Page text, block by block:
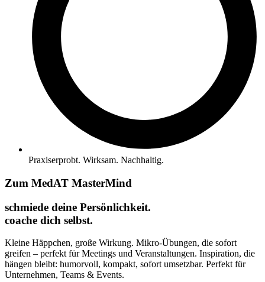
Praxiserprobt. Wirksam. Nachhaltig.
Zum MedAT MasterMind
schmiede deine Persönlichkeit.
coache dich selbst.
Kleine Häppchen, große Wirkung. Mikro-Übungen, die sofort
greifen – perfekt für Meetings und Veranstaltungen. Inspiration, die
hängen bleibt: humorvoll, kompakt, sofort umsetzbar. Perfekt für
Unternehmen, Teams & Events.